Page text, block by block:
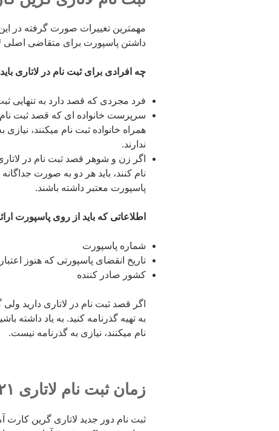
داشتن پاسپورت برای متقاضی اصلی
چه افرادی برای ثبت نام در لاتاری
فرد مجردی که قصد دارد به تنهایی
همراه خانواده ثبت نام میکنند،
ندارند.
اگر زن و شوهر قصد ثبت نام در
نام کنند، باید هر دو به صورت جداگانه
پاسپورت معتبر داشته باشند.
اطلاعاتی که باید از روی پاسپورت
شماره پاسپورت
تاریخ انقضای پاسپورتی که هنوز
کشور صادر کننده
اگر قصد ثبت نام در لاتاری دارید
به تهیه گذرنامه کنید. به یاد داشته
نام میکنند، نیازی به گذرنامه نیست.
زمان ثبت نام لاتاری ۲۰۲۱ گرین کارت آمریکا